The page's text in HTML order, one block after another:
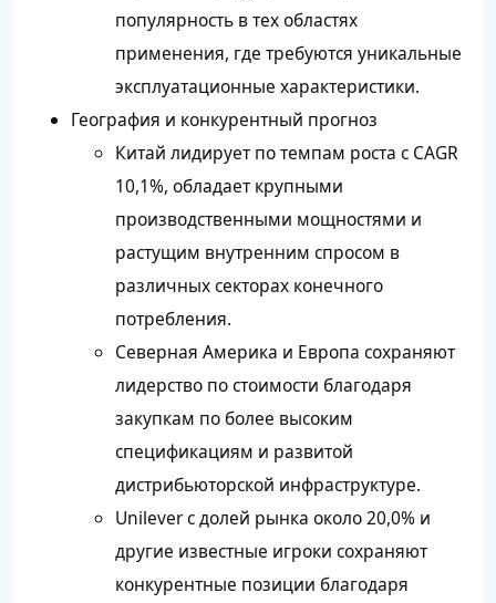
популярность в тех областях
применения, где требуются уникальные
эксплуатационные характеристики.
География и конкурентный прогноз
Китай лидирует по темпам роста с CAGR
10,1%, обладает крупными
производственными мощностями и
растущим внутренним спросом в
различных секторах конечного
потребления.
Северная Америка и Европа сохраняют
лидерство по стоимости благодаря
закупкам по более высоким
спецификациям и развитой
дистрибьюторской инфраструктуре.
Unilever с долей рынка около 20,0% и
другие известные игроки сохраняют
конкурентные позиции благодаря